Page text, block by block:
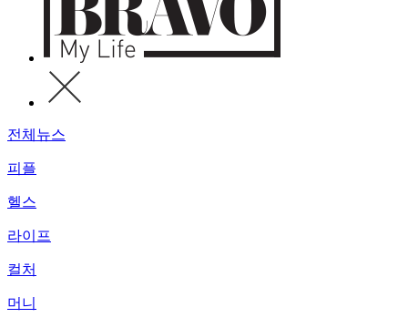
전체뉴스
피플
헬스
라이프
컬처
머니